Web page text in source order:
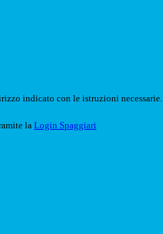
indicato con le istruzioni necessarie.
la Login Spaggiari